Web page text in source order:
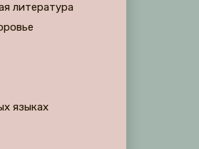
литература
языках